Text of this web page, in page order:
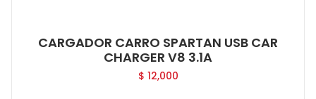
CARGADOR CARRO SPARTAN USB CAR
CHARGER V8 3.1A
$ 12,000